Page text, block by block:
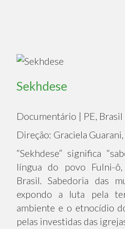
Sekhdese
Documentário | PE,
Direção: Graciela
“Sekhdese” significa
língua do povo Fulni-
Brasil. Sabedoria das
expondo a luta pela
ambiente e o etnocídio
pelas investidas das